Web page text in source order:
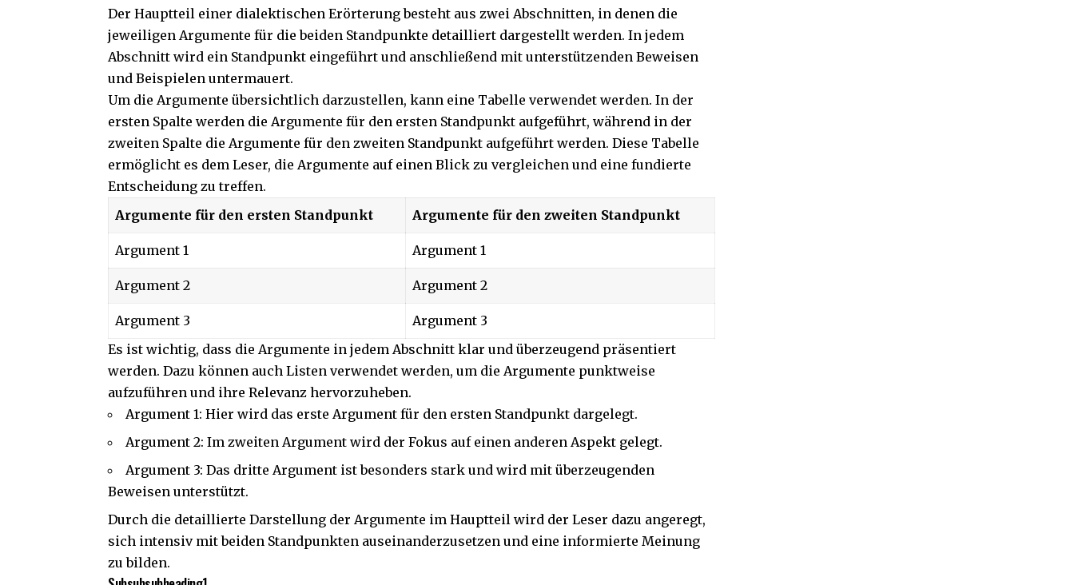
Der Hauptteil einer dialektischen Erörterung besteht aus zwei Abschnitten, in denen die
jeweiligen Argumente für die beiden Standpunkte detailliert dargestellt werden. In jedem
Abschnitt wird ein Standpunkt eingeführt und anschließend mit unterstützenden Beweisen
und Beispielen untermauert.
Um die Argumente übersichtlich darzustellen, kann eine Tabelle verwendet werden. In der
ersten Spalte werden die Argumente für den ersten Standpunkt aufgeführt, während in der
zweiten Spalte die Argumente für den zweiten Standpunkt aufgeführt werden. Diese Tabelle
ermöglicht es dem Leser, die Argumente auf einen Blick zu vergleichen und eine fundierte
Entscheidung zu treffen.
Argumente für den ersten Standpunkt
Argumente für den zweiten Standpunkt
Argument 1 Argument 1
Argument 2 Argument 2
Argument 3
Argument 3
Es ist wichtig, dass die Argumente in jedem Abschnitt klar und überzeugend präsentiert
werden. Dazu können auch Listen verwendet werden, um die Argumente punktweise
aufzuführen und ihre Relevanz hervorzuheben.
Argument 1: Hier wird das erste Argument für den ersten Standpunkt dargelegt.
Argument 2: Im zweiten Argument wird der Fokus auf einen anderen Aspekt gelegt.
Argument 3: Das dritte Argument ist besonders stark und wird mit überzeugenden
Beweisen unterstützt.
Durch die detaillierte Darstellung der Argumente im Hauptteil wird der Leser dazu angeregt,
sich intensiv mit beiden Standpunkten auseinanderzusetzen und eine informierte Meinung
zu bilden.